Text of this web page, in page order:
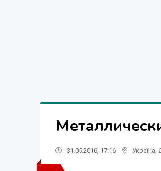
31.05.2016, 17:16 Україна